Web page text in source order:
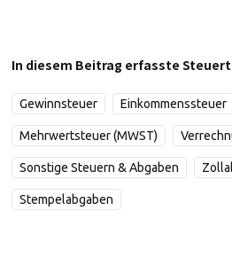
In diesem Beitrag erfasste
Gewinnsteuer Einkommenssteuer
Mehrwertsteuer (MWST)
Sonstige Steuern & Abgaben
Stempelabgaben